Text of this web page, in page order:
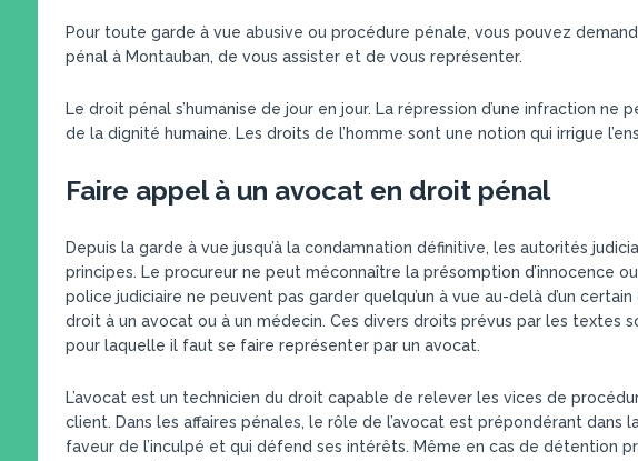
Pour toute garde à vue abusive ou procédure pénale, vous pouvez
pénal à Montauban, de vous assister et de vous représenter.
Le droit pénal s’humanise de jour en jour. La répression d’une infraction ne
de la dignité humaine. Les droits de l’homme sont une notion qui irrigue
Faire appel à un avocat en droit pénal
Depuis la garde à vue jusqu’à la condamnation définitive, les autorités
principes. Le procureur ne peut méconnaître la présomption d’innocence
police judiciaire ne peuvent pas garder quelqu’un à vue au-delà d’un
droit à un avocat ou à un médecin. Ces divers droits prévus par les textes
pour laquelle il faut se faire représenter par un avocat.
L’avocat est un technicien du droit capable de relever les vices de
client. Dans les affaires pénales, le rôle de l’avocat est prépondérant dans
faveur de l’inculpé et qui défend ses intérêts. Même en cas de détention